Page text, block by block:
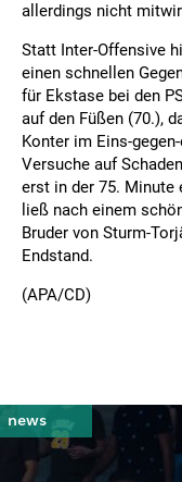
allerdings nicht
Statt Inter-Offensive
einen schnellen
für Ekstase bei den
auf den Füßen (70.),
Konter im Eins-
Versuche auf
erst in der 75. Minute
ließ nach einem
Bruder von Sturm-
Endstand.
(APA/CD)